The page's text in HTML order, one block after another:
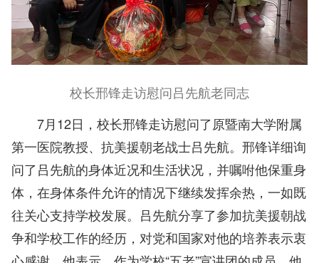
校长邢锋走访慰问吕先航老同志
7月12日，校长邢锋走访慰问了原暨南大学附属
第一医院教授、抗美援朝老战士吕先航。邢锋详细询
问了吕先航的身体近况和生活状况，并嘱咐他保重身
体，在身体条件允许的情况下继续发挥余热，一如既
往关心支持学校发展。吕先航分享了参加抗美援朝战
争和学校工作的经历，对党和国家对他的培养表示衷